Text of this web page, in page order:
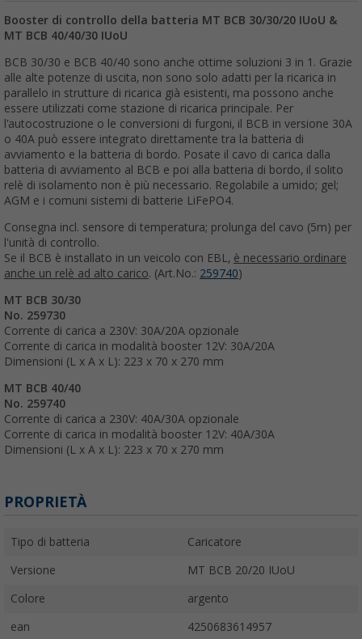
Booster di controllo della batteria MT BCB 30/30/20 IUoU &
MT BCB 40/40/30 IUoU
BCB 30/30 e BCB 40/40 sono anche ottime soluzioni 3 in 1. Grazie
alle alte potenze di uscita, non sono solo adatti per la ricarica in
parallelo in strutture di ricarica già esistenti, ma possono anche
essere utilizzati come stazione di ricarica principale. Per
l'autocostruzione o le conversioni di furgoni, il BCB in versione 30A
o 40A può essere integrato direttamente tra la batteria di
avviamento e la batteria di bordo. Posate il cavo di carica dalla
batteria di avviamento al BCB e poi alla batteria di bordo, il solito
relè di isolamento non è più necessario. Regolabile a umido; gel;
AGM e i comuni sistemi di batterie LiFePO4.
Consegna incl. sensore di temperatura; prolunga del cavo (5m) per
l'unità di controllo.
Se il BCB è installato in un veicolo con EBL, è necessario ordinare
anche un relè ad alto carico. (Art.No.: 259740)
MT BCB 30/30
No. 259730
Corrente di carica a 230V: 30A/20A opzionale
Corrente di carica in modalità booster 12V: 30A/20A
Dimensioni (L x A x L): 223 x 70 x 270 mm
MT BCB 40/40
No. 259740
Corrente di carica a 230V: 40A/30A opzionale
Corrente di carica in modalità booster 12V: 40A/30A
Dimensioni (L x A x L): 223 x 70 x 270 mm
PROPRIETÀ
Tipo di batteria Caricatore
Versione MT BCB 20/20 IUoU
Colore argento
ean 4250683614957